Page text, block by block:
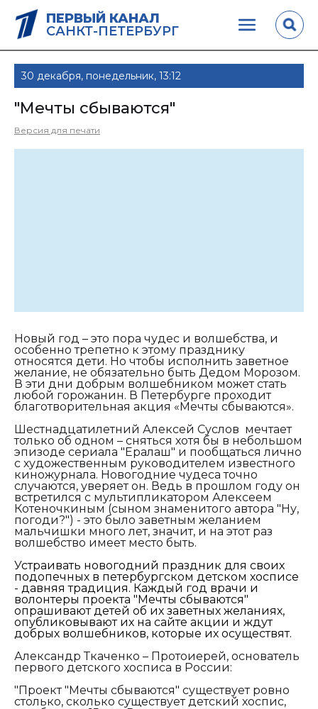
ПЕРВЫЙ КАНАЛ
САНКТ-ПЕТЕРБУРГ
30 декабря, понедельник, 13:12
"Мечты сбываются"
Версия для печати
Новый год – это пора чудес и волшебства, и
особенно трепетно к этому празднику
относятся дети. Но чтобы исполнить заветное
желание, не обязательно быть Дедом Морозом.
В эти дни добрым волшебником может стать
любой горожанин. В Петербурге проходит
благотворительная акция «Мечты сбываются».
Шестнадцатилетний Алексей Суслов мечтает
только об одном – сняться хотя бы в небольшом
эпизоде сериала "Ералаш" и пообщаться лично
с художественным руководителем известного
киножурнала. Новогодние чудеса точно
случаются, уверяет он. Ведь в прошлом году он
встретился с мультипликатором Алексеем
Котеночкиным (сыном знаменитого автора "Ну,
погоди?") - это было заветным желанием
мальчишки много лет, значит, и на этот раз
волшебство имеет место быть.
Устраивать новогодний праздник для своих
подопечных в петербургском детском хосписе
- давняя традиция. Каждый год врачи и
волонтеры проекта "Мечты сбываются"
опрашивают детей об их заветных желаниях,
опубликовывают их на сайте акции и ждут
добрых волшебников, которые их осуществят.
Александр Ткаченко – Протоиерей, основатель
первого детского хосписа в России:
"Проект "Мечты сбываются" существует ровно
столько, сколько существует детский хоспис,